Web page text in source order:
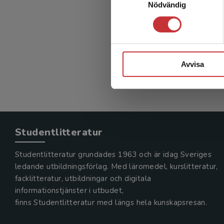
Nödvändig
Avvisa
385 kr
Exkl.
Studentlitteratur
Studentlitteratur grundades 1963 och är idag Sveriges
ledande utbildningsförlag. Med läromedel, kurslitteratur,
facklitteratur, utbildningar och digitala
informationstjänster i utbudet,
finns Studentlitteratur med längs hela kunskapsresan.